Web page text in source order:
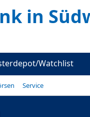
in
Watchlist
Service